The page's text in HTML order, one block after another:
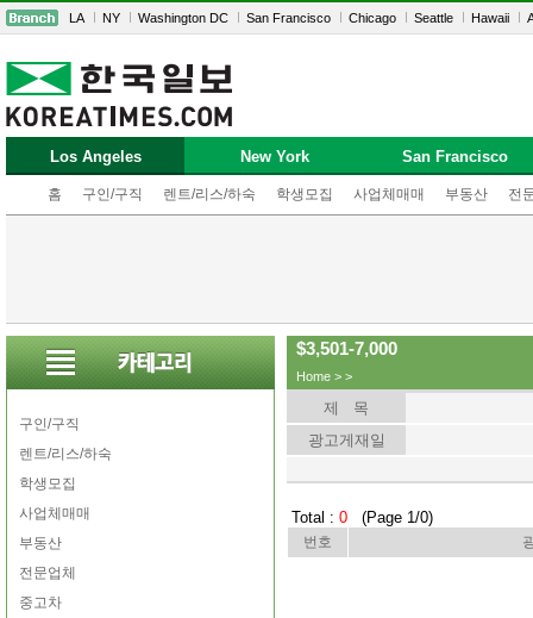
LA NY Washington DC San Francisco Chicago Seattle Hawaii
Los Angeles
홈 구인/구직 렌트/리스/하숙 학생모집 사업체매매 부동산 전
New York San Francisco
구인/구직
렌트/리스/하숙
학생모집
사업체매매
부동산
전문업체
중고차
$3,501-7,000
Home > >
제 목
광고게재일
Total : 0 (Page 1/0)
번호